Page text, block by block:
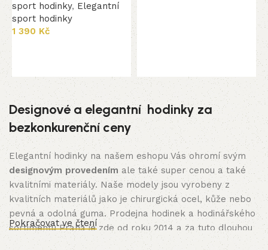
sport hodinky, Elegantní
sport hodinky
1 390 Kč
Designové a elegantní hodinky za
bezkonkurenční ceny
Elegantní hodinky na našem eshopu Vás ohromí svým
designovým provedením ale také super cenou a také
kvalitními materiály. Naše modely jsou vyrobeny z
kvalitních materiálů jako je chirurgická ocel, kůže nebo
pevná a odolná guma. Prodejna hodinek a hodinářského
sortimentu Praha je zde od roku 2014 a za tuto dlouhou
dobu jsme obsloužili tisíce spokojených zákazníků.
Pokračovat ve čtení